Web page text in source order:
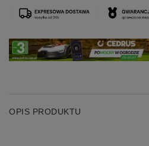
OPIS PRODUKTU